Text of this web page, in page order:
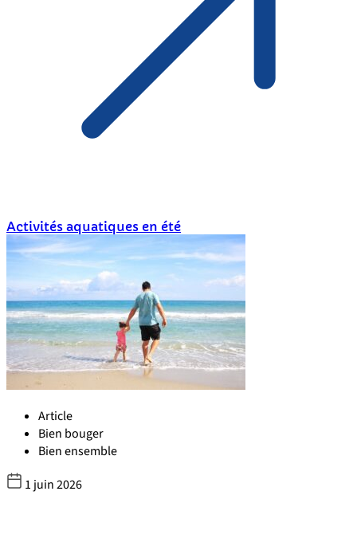
Activités aquatiques en été
Article
Bien bouger
Bien ensemble
1 juin 2026